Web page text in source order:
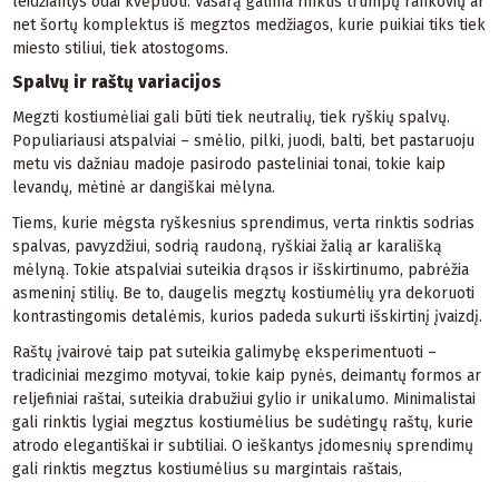
net šortų komplektus iš megztos medžiagos, kurie puikiai tiks tiek
miesto stiliui, tiek atostogoms.
Spalvų ir raštų variacijos
Megzti kostiumėliai gali būti tiek neutralių, tiek ryškių spalvų.
Populiariausi atspalviai – smėlio, pilki, juodi, balti, bet pastaruoju
metu vis dažniau madoje pasirodo pasteliniai tonai, tokie kaip
levandų, mėtinė ar dangiškai mėlyna.
Tiems, kurie mėgsta ryškesnius sprendimus, verta rinktis sodrias
spalvas, pavyzdžiui, sodrią raudoną, ryškiai žalią ar karališką
mėlyną. Tokie atspalviai suteikia drąsos ir išskirtinumo, pabrėžia
asmeninį stilių. Be to, daugelis megztų kostiumėlių yra dekoruoti
kontrastingomis detalėmis, kurios padeda sukurti išskirtinį įvaizdį.
Raštų įvairovė taip pat suteikia galimybę eksperimentuoti –
tradiciniai mezgimo motyvai, tokie kaip pynės, deimantų formos ar
reljefiniai raštai, suteikia drabužiui gylio ir unikalumo. Minimalistai
gali rinktis lygiai megztus kostiumėlius be sudėtingų raštų, kurie
atrodo elegantiškai ir subtiliai. O ieškantys įdomesnių sprendimų
gali rinktis megztus kostiumėlius su margintais raštais,